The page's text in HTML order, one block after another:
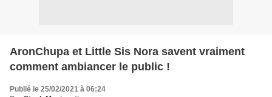
AronChupa et Little Sis Nora savent vraiment
comment ambiancer le public !
Publié le 25/02/2021 à 06:24